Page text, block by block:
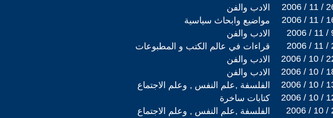
الادب والفن
2006 / 11 /
مواضيع وابحاث سياسية
2006 / 11 /
الادب والفن
2006 / 11 /
قراءات في عالم الكتب و المطبوعات
2006 / 11 /
الادب والفن
2006 / 10 /
الادب والفن
2006 / 10 /
الفلسفة ,علم النفس , وعلم الاجتماع
2006 / 10 /
كتابات ساخرة
2006 / 10 /
الفلسفة ,علم النفس , وعلم الاجتماع
2006 / 10 /